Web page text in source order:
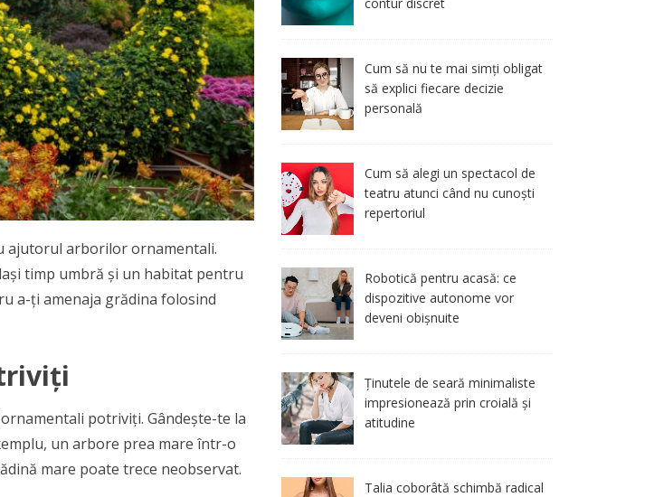
ajutorul arborilor ornamentali.
timp umbră și un habitat pentru
a-ți amenaja grădina folosind
potriviți. Gândește-te la
un arbore prea mare într-o
mare poate trece neobservat.
Cum să nu te mai simți obligat
să explici fiecare decizie
personală
Cum să alegi un spectacol de
teatru atunci când nu cunoști
repertoriul
Robotică pentru acasă: ce
dispozitive autonome vor
deveni obișnuite
Ținutele de seară minimaliste
impresionează prin croială și
atitudine
Talia coborâtă schimbă radical